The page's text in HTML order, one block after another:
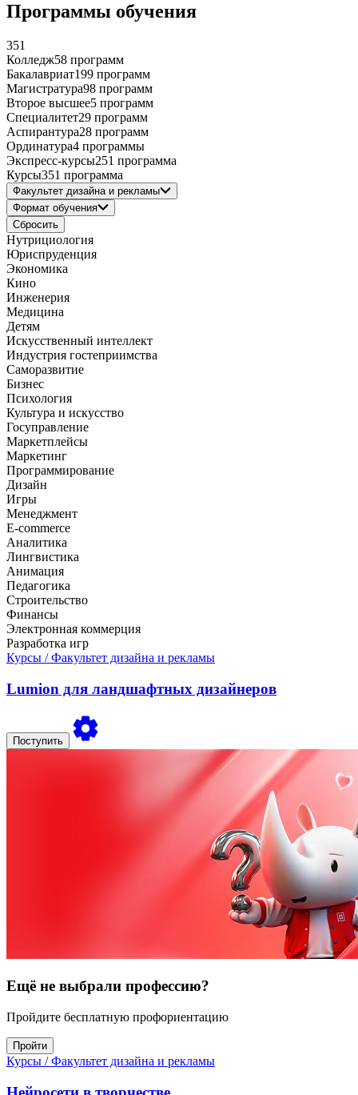
Программы обучения
351
Колледж58 программ
Бакалавриат199 программ
Магистратура98 программ
Второе высшее5 программ
Специалитет29 программ
Аспирантура28 программ
Ординатура4 программы
Экспресс-курсы251 программа
Курсы351 программа
Факультет дизайна и рекламы
Формат обучения
Сбросить
Нутрициология
Юриспруденция
Экономика
Кино
Инженерия
Медицина
Детям
Искусственный интеллект
Индустрия гостеприимства
Саморазвитие
Бизнес
Психология
Культура и искусство
Госуправление
Маркетплейсы
Маркетинг
Программирование
Дизайн
Игры
Менеджмент
E-commerce
Аналитика
Лингвистика
Анимация
Педагогика
Строительство
Финансы
Электронная коммерция
Разработка игр
Курсы / Факультет дизайна и рекламы
Lumion для ландшафтных дизайнеров
Поступить
Ещё не выбрали профессию?
Пройдите бесплатную профориентацию
Пройти
Курсы / Факультет дизайна и рекламы